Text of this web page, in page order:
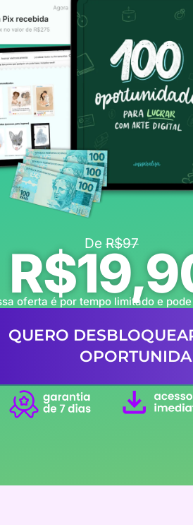
DeR$97
oferta é por tempo limitado e
QUERO